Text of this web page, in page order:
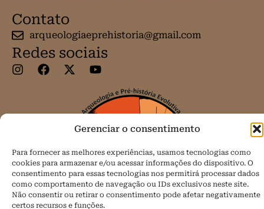
Gerenciar o consentimento
Para fornecer as melhores experiências, usamos tecnologias como
cookies para armazenar e/ou acessar informações do dispositivo. O
consentimento para essas tecnologias nos permitirá processar dados
como comportamento de navegação ou IDs exclusivos neste site.
Não consentir ou retirar o consentimento pode afetar negativamente
certos recursos e funções.
Contato
arqueologiaeprehistoria@gmail.com
Redes sociais